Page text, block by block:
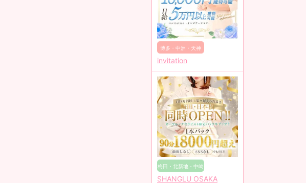
博多・中洲・天神
invitation
梅田・北新地・中崎
町
SHANGLU OSAKA